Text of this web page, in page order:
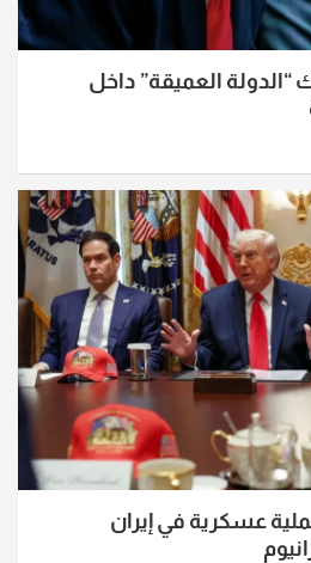
“الدولة العميقة” داخل
عسكرية في إيران